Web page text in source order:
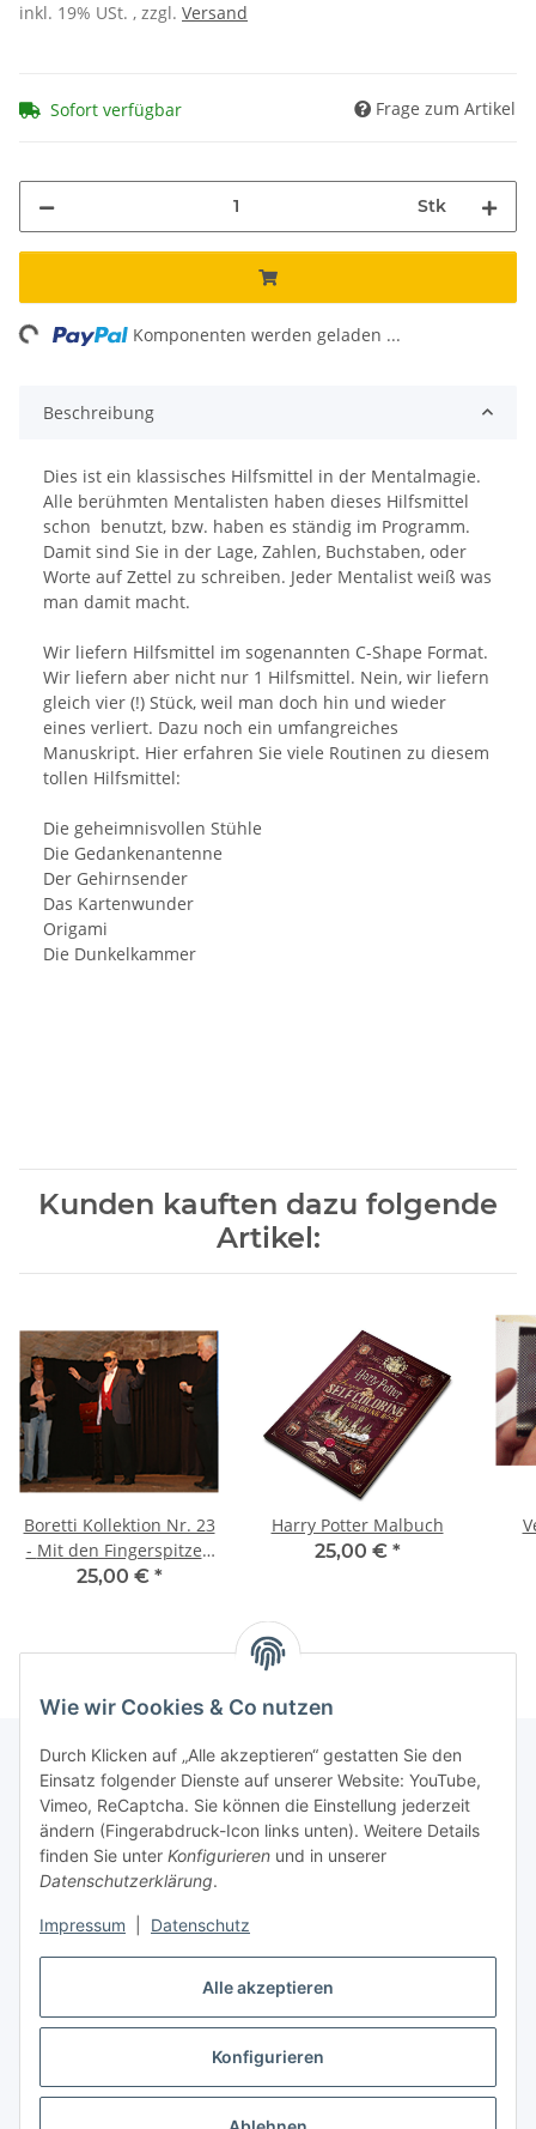
Alle akzeptieren
Konfigurieren
Wie wir Cookies & Co nutzen
Durch Klicken auf „Alle akzeptieren“ gestatten Sie den
Einsatz folgender Dienste auf unserer Website: YouTube,
Vimeo, ReCaptcha. Sie können die Einstellung jederzeit
ändern (Fingerabdruck-Icon links unten). Weitere Details
finden Sie unter Konfigurieren und in unserer
Datenschutzerklärung.
Impressum Datenschutz
inkl. 19% USt. , zzgl. Versand
Sofort verfügbar Frage zum Artikel
Stk
Komponenten werden geladen ...
Beschreibung
Dies ist ein klassisches Hilfsmittel in der Mentalmagie.
Alle berühmten Mentalisten haben dieses Hilfsmittel
schon benutzt, bzw. haben es ständig im Programm.
Damit sind Sie in der Lage, Zahlen, Buchstaben, oder
Worte auf Zettel zu schreiben. Jeder Mentalist weiß was
man damit macht.
Wir liefern Hilfsmittel im sogenannten C-Shape Format.
Wir liefern aber nicht nur 1 Hilfsmittel. Nein, wir liefern
gleich vier (!) Stück, weil man doch hin und wieder
eines verliert. Dazu noch ein umfangreiches
Manuskript. Hier erfahren Sie viele Routinen zu diesem
tollen Hilfsmittel:
Die geheimnisvollen Stühle
Die Gedankenantenne
Der Gehirnsender
Das Kartenwunder
Origami
Die Dunkelkammer
Kunden kauften dazu folgende
Artikel:
Boretti Kollektion Nr. 23
- Mit den Fingerspitzen
sehen
25,00 € *
Harry Potter Malbuch
25,00 € *
Informationen
Gesetzliche Informationen